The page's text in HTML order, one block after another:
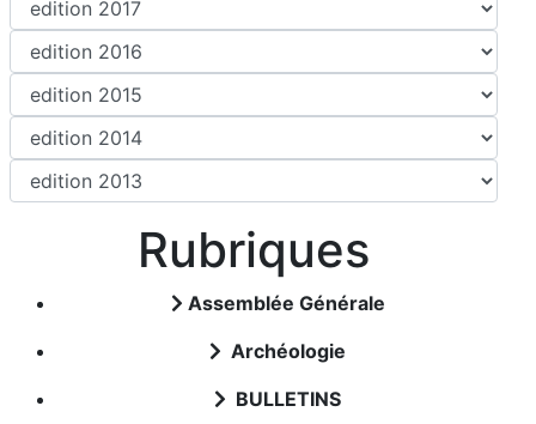
Rubriques
Assemblée Générale
Archéologie
BULLETINS